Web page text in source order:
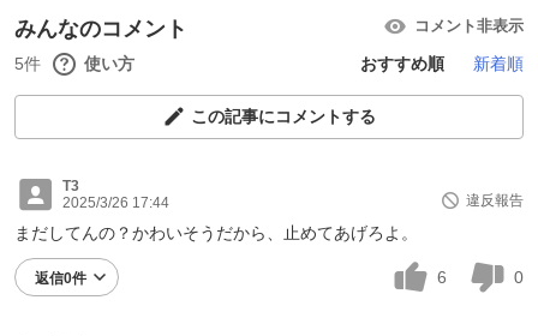
みんなのコメント コメント非表示
5件 使い方 おすすめ順 新着順
この記事にコメントする
T3
2025/3/26 17:44
違反報告
まだしてんの？かわいそうだから、止めてあげろよ。
返信0件 6 0